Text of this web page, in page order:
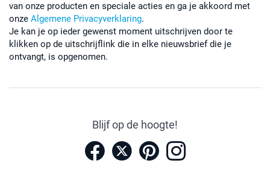
van onze producten en speciale acties en ga je akkoord met
onze Algemene Privacyverklaring.
Je kan je op ieder gewenst moment uitschrijven door te
klikken op de uitschrijflink die in elke nieuwsbrief die je
ontvangt, is opgenomen.
Blijf op de hoogte!